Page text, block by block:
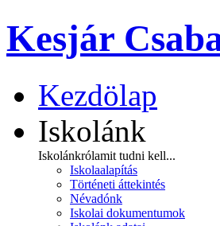
Kesjár
Kezdölap
Iskolánk
Iskolánkrólamit tudni kell...
Iskolaalapítás
Történeti áttekintés
Névadónk
Iskolai dokumentumok